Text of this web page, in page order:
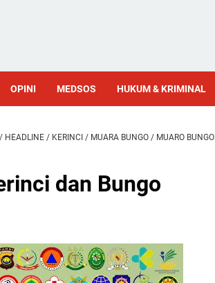
OPINI MEDSOS HUKUM & KRIMINAL
/ HEADLINE / KERINCI / MUARA BUNGO / MUARO BUNGO
dan Bungo